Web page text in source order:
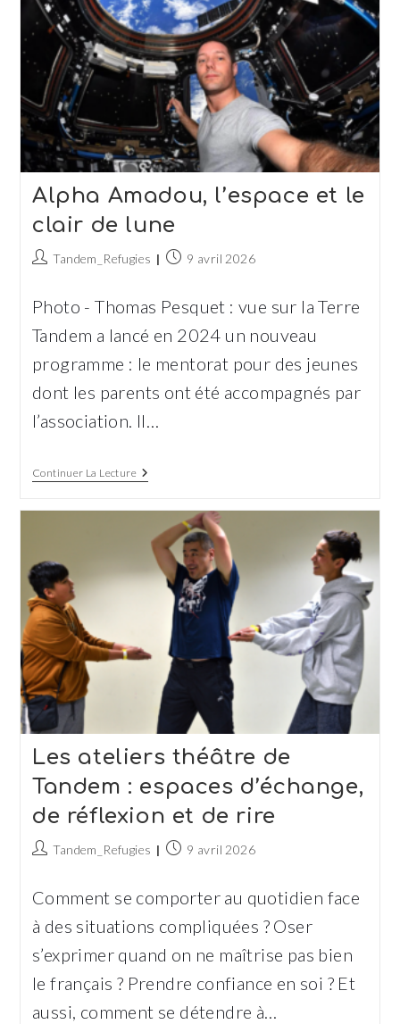
Alpha Amadou, l’espace et le
clair de lune
Auteur/autrice
publication :
Tandem_Refugies
Publication
9 avril 2026
Photo - Thomas Pesquet : vue sur la Terre
Tandem a lancé en 2024 un nouveau
programme : le mentorat pour des jeunes
dont les parents ont été accompagnés par
l’association. Il…
Continuer La LectureAlpha
Amadou,
Et
Clair
Lune
Les ateliers théâtre de
Tandem : espaces d’échange,
de réflexion et de rire
Auteur/autrice
publication :
Tandem_Refugies
Publication
9 avril 2026
Comment se comporter au quotidien face
à des situations compliquées ? Oser
s’exprimer quand on ne maîtrise pas bien
le français ? Prendre confiance en soi ? Et
aussi, comment se détendre à…